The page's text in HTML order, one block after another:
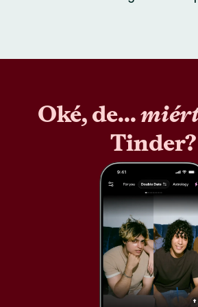
Oké, de...
Tinder?